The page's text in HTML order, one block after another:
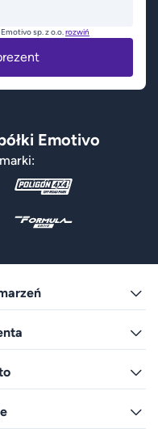
sp. z o.o.rozwiń
Emotivo